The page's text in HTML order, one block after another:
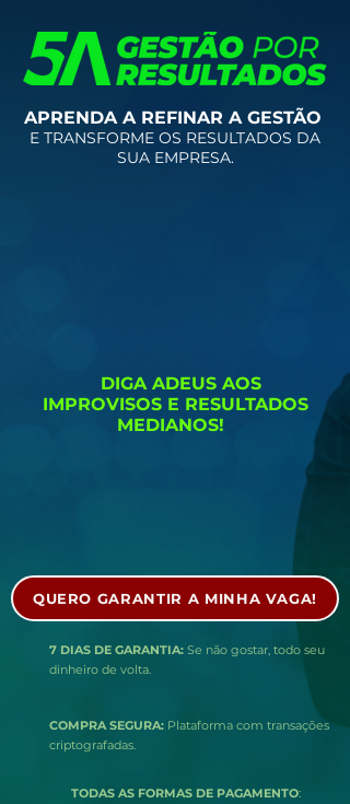
APRENDA A REFINAR A GESTÃO
E TRANSFORME OS RESULTADOS DA
SUA EMPRESA.
DIGA ADEUS AOS
IMPROVISOS E RESULTADOS
MEDIANOS!
QUERO GARANTIR A MINHA VAGA!
7 DIAS DE GARANTIA: Se não gostar, todo seu
dinheiro de volta.
COMPRA SEGURA: Plataforma com transações
criptografadas.
TODAS AS FORMAS DE PAGAMENTO: